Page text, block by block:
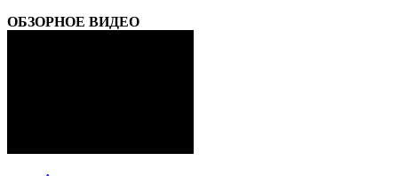
ОБЗОРНОЕ ВИДЕО